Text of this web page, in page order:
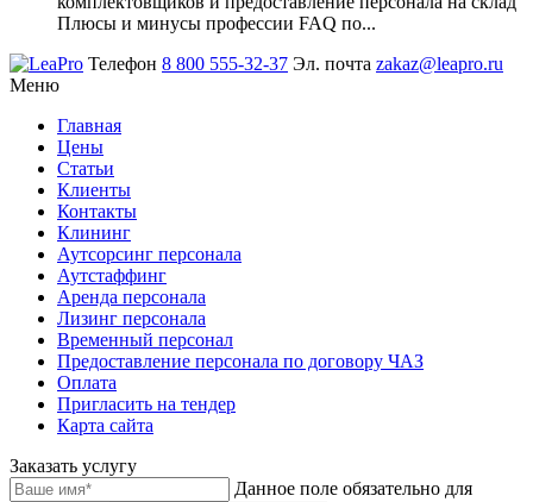
Плюсы и минусы профессии FAQ по...
Телефон 8 800 555-32-37 Эл. почта zakaz@leapro.ru
Меню
Главная
Цены
Статьи
Клиенты
Контакты
Клининг
Аутсорсинг персонала
Аутстаффинг
Аренда персонала
Лизинг персонала
Временный персонал
Предоставление персонала по договору ЧАЗ
Оплата
Пригласить на тендер
Карта сайта
Заказать услугу
Данное поле обязательно для